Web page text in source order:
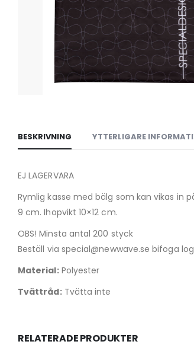
BESKRIVNING YTTERLIGARE
EJ LAGERVARA
Rymlig kasse med bälg som kan vikas in
9 cm. Ihopvikt 10×12 cm.
OBS! Minsta antal 200 styck
Beställ via special@newwave.se bifoga
Material:Polyester
Tvättråd:Tvätta inte
RELATERADE PRODUKTER